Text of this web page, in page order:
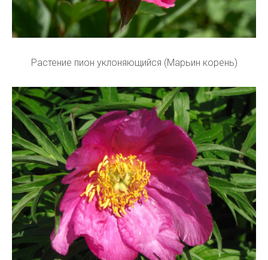
Растение пион уклоняющийся (Марьин корень)